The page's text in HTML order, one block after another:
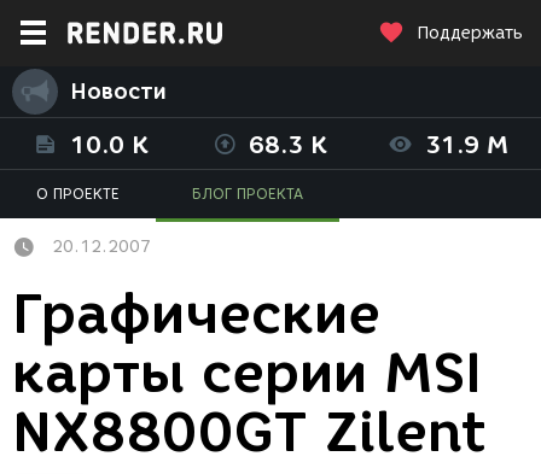
Поддержать
Новости
10.0 K 68.3 K 31.9 M
О ПРОЕКТЕ БЛОГ ПРОЕКТА
20.12.2007
Графические
карты серии MSI
NX8800GT Zilent